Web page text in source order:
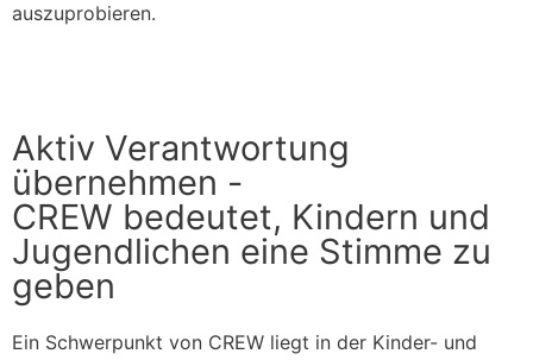
auszuprobieren.
Aktiv Verantwortung
übernehmen -
CREW bedeutet, Kindern und
Jugendlichen eine Stimme zu
geben
Ein Schwerpunkt von CREW liegt in der Kinder- und